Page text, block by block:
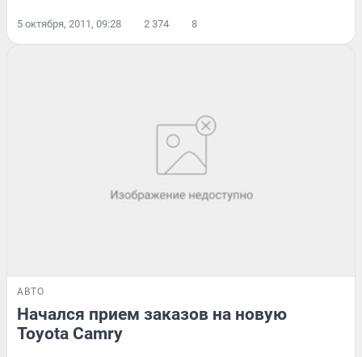
5 октября, 2011, 09:28 2 374 8
АВТО
Начался прием заказов на новую
Toyota Camry